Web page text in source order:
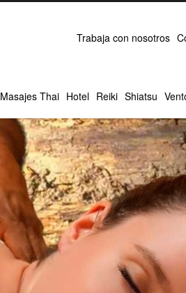
Masajes Thai Hotel Reiki Shiatsu
Trabaja con nosotros